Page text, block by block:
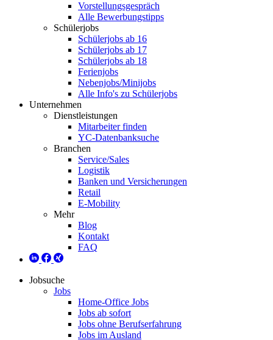
Vorstellungsgespräch
Alle Bewerbungstipps
Schülerjobs
Schülerjobs ab 16
Schülerjobs ab 17
Schülerjobs ab 18
Ferienjobs
Nebenjobs/Minijobs
Alle Info's zu Schülerjobs
Unternehmen
Dienstleistungen
Mitarbeiter finden
YC-Datenbanksuche
Branchen
Service/Sales
Logistik
Banken und Versicherungen
Retail
E-Mobility
Mehr
Blog
Kontakt
FAQ
Jobsuche
Jobs
Home-Office Jobs
Jobs ab sofort
Jobs ohne Berufserfahrung
Jobs im Ausland